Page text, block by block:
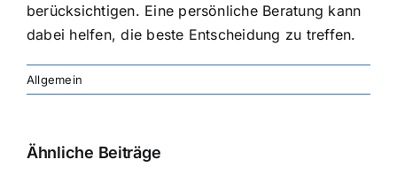
berücksichtigen. Eine persönliche Beratung kann
dabei helfen, die beste Entscheidung zu treffen.
Allgemein
Ähnliche Beiträge